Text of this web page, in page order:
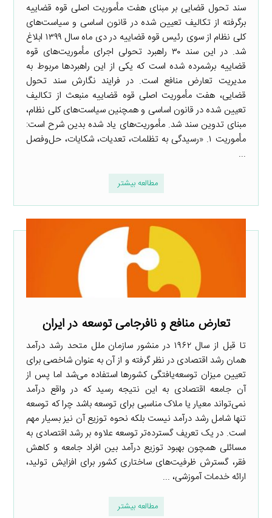
سند تحول قضایی بر مبنای هفت مأموریت اصلی قوه قضاییه
برگرفته از تکالیف تعیین شده در قانون اساسی و سیاست‌های
کلی نظام از سوی رئیس قوه قضاییه در دی ماه سال ۱۳۹۹ ابلاغ
شد. در این سند ۳۰ راهبرد تحولی اجرای مأموریت‌های قوه
قضاییه برشمرده شده است که یکی از این راهبردها مربوط به
مدیریت تعارض منافع است. در فرایند نگارش سند تحول
قضایی، هفت مأموریت اصلی قوه قضاییه منبعث از تکالیف
تعیین شده در قانون اساسی و همچنین سیاست‌های کلی نظام،
مبنای تدوین سند شد. مأموریت‌های یاد شده بدین شرح است:
مأموریت ۱. «رسیدگی به تظلمات، تعدیات، شکایات، حل‌وفصل
...
مطالعه بیشتر
تعارض منافع و نافرجامی توسعه در ایران
تا قبل از سال ۱۹۶۲ در منشور سازمان ملل متحد رشد درآمد
همان رشد اقتصادی در نظر گرفته و از آن به عنوان شاخصی برای
تعیین میزان توسعه‌یافتگی کشورها استفاده می‌شد اما پس از
آن جامعه اقتصادی به این نتیجه رسید که در واقع درآمد
نمی‌تواند معیار یا ملاک مناسبی برای توسعه باشد چرا که توسعه
تنها شامل رشد درآمد نیست بلکه نحوه توزیع آن نیز بسیار مهم
است. در یک تعریف گسترده‌تر توسعه علاوه بر رشد اقتصادی به
مسائلی همچون بهبود توزیع درآمد بین افراد جامعه و کاهش
فقر، گسترش ظرفیت‌های ساختاری کشور برای افزایش تولید،
ارائه خدمات آموزشی، ...
مطالعه بیشتر